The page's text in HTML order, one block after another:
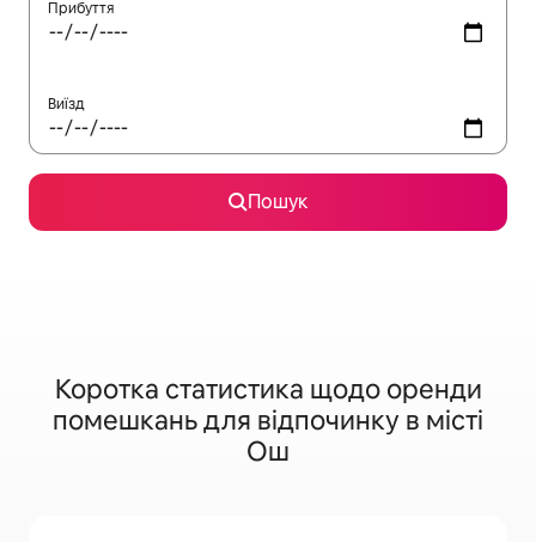
Прибуття
Виїзд
Пошук
Коротка статистика щодо оренди
помешкань для відпочинку в місті
Ош